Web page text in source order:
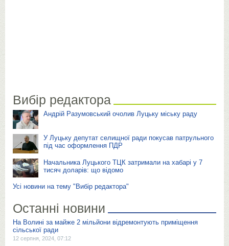
Вибір редактора
Андрій Разумовський очолив Луцьку міську раду
У Луцьку депутат селищної ради покусав патрульного
під час оформлення ПДР
Начальника Луцького ТЦК затримали на хабарі у 7
тисяч доларів: що відомо
Усі новини на тему "Вибір редактора"
Останні новини
На Волині за майже 2 мільйони відремонтують приміщення
сільської ради
12 серпня, 2024, 07:12